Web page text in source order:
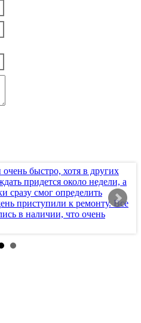
быстро, хотя в других
придется около недели, а
сразу смог определить
приступили к ремонту. Все
в наличии, что очень